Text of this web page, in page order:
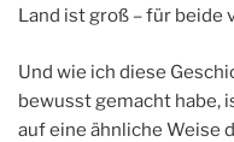
Land ist groß – für beide
Und wie ich diese
bewusst gemacht habe,
auf eine ähnliche Weise